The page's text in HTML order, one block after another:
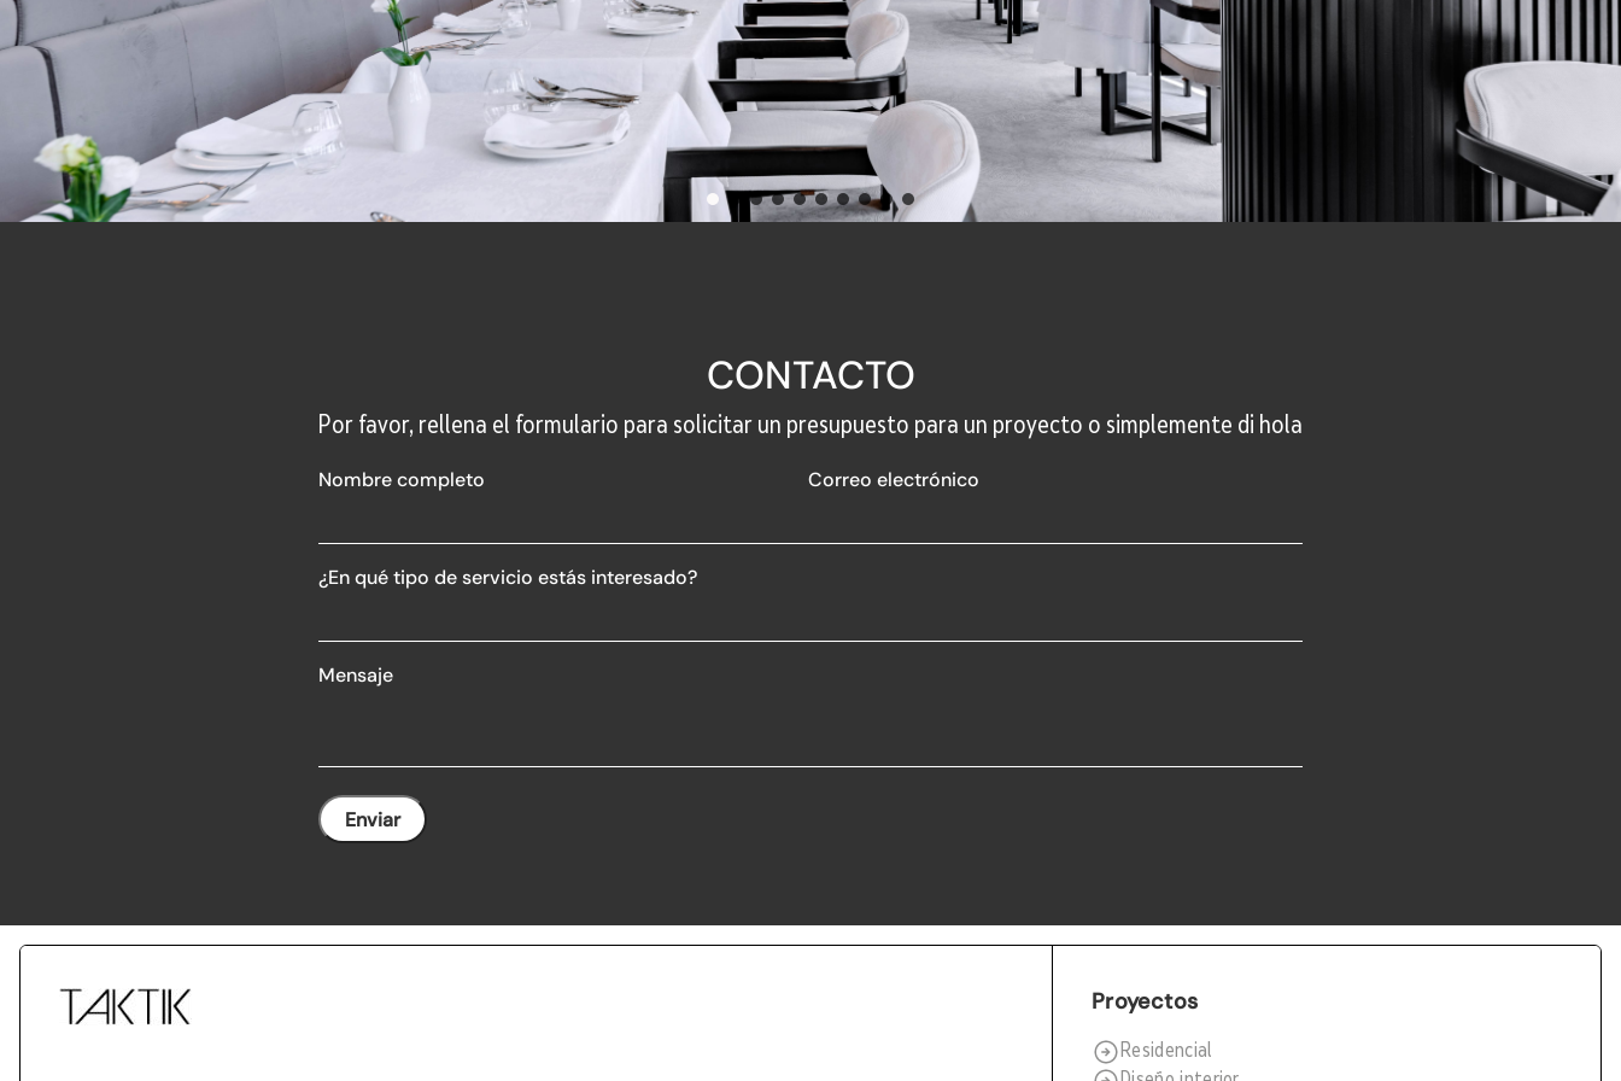
CONTACTO
Por favor, rellena el formulario para solicitar un presupuesto para un proyecto o simplemente di hola
Nombre completo Correo electrónico
¿En qué tipo de servicio estás interesado?
Mensaje
Proyectos
Residencial